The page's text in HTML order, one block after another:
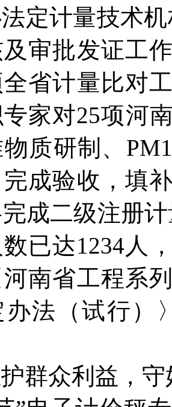
定计量技术
审批发证工
省计量比对
家对25项河
质研制、
成验收，填
成二级注册
已达1234人
南省工程系
办法（试行）
群众利益，守